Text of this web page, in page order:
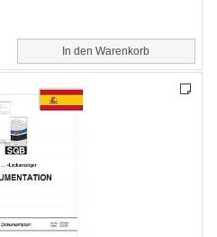
In den Warenkorb